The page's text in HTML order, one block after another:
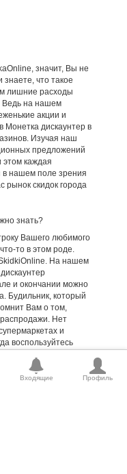
значит, Вы не
что такое
лишние расходы
Ведь на нашем
акции и
Монетка дискаунтер в
Изучая наш
предложений
каждая
в нашем поле зрения
скидок города
знать?
Вашего любимого
то в этом роде.
На нашем
и окончании можно
Будильник, который
Вам о том,
распродажи. Нет
и
воспользуйтесь
узнать, что на
популярности!
Входящие Профиль